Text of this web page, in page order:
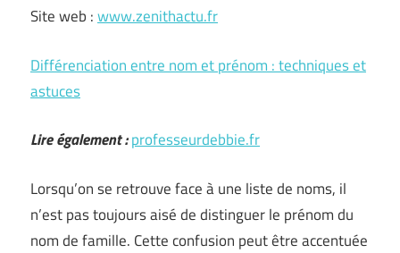
Site web :www.zenithactu.fr
Différenciation entre nom et prénom : techniques et
astuces
Lire également :professeurdebbie.fr
Lorsqu’on se retrouve face à une liste de noms, il
n’est pas toujours aisé de distinguer le prénom du
nom de famille. Cette confusion peut être accentuée